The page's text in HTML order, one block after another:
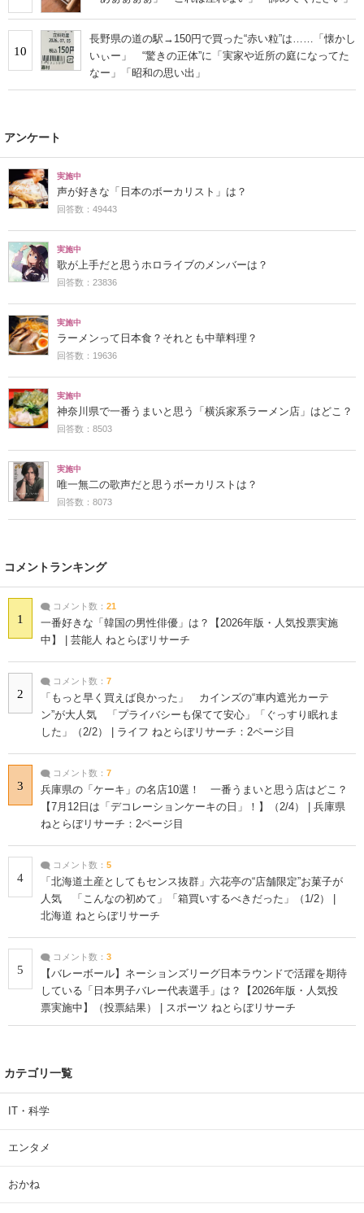
10
長野県の道の駅→150円で買った“赤い粒”は……「懐かし
いぃー」 “驚きの正体”に「実家や近所の庭になってた
なー」「昭和の思い出」
アンケート
実施中
声が好きな「日本のボーカリスト」は？
回答数：49443
実施中
歌が上手だと思うホロライブのメンバーは？
回答数：23836
実施中
ラーメンって日本食？それとも中華料理？
回答数：19636
実施中
神奈川県で一番うまいと思う「横浜家系ラーメン店」はどこ？
回答数：8503
実施中
唯一無二の歌声だと思うボーカリストは？
回答数：8073
コメントランキング
1
コメント数： 21
一番好きな「韓国の男性俳優」は？【2026年版・人気投票実施
中】 | 芸能人 ねとらぼリサーチ
2
コメント数： 7
「もっと早く買えば良かった」 カインズの“車内遮光カーテ
ン”が大人気 「プライバシーも保てて安心」「ぐっすり眠れま
した」（2/2） | ライフ ねとらぼリサーチ：2ページ目
3
コメント数： 7
兵庫県の「ケーキ」の名店10選！ 一番うまいと思う店はどこ？
【7月12日は「デコレーションケーキの日」！】（2/4） | 兵庫県
ねとらぼリサーチ：2ページ目
4
コメント数： 5
「北海道土産としてもセンス抜群」六花亭の“店舗限定”お菓子が
人気 「こんなの初めて」「箱買いするべきだった」（1/2） |
北海道 ねとらぼリサーチ
5
コメント数： 3
【バレーボール】ネーションズリーグ日本ラウンドで活躍を期待
している「日本男子バレー代表選手」は？【2026年版・人気投
票実施中】（投票結果） | スポーツ ねとらぼリサーチ
カテゴリ一覧
IT・科学
エンタメ
おかね